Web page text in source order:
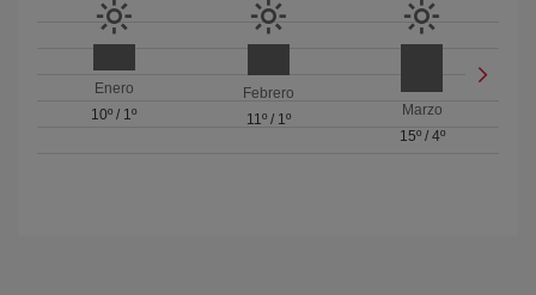
Enero
10º / 1º
Febrero
11º/ 1º
Marzo
15º/ 4º